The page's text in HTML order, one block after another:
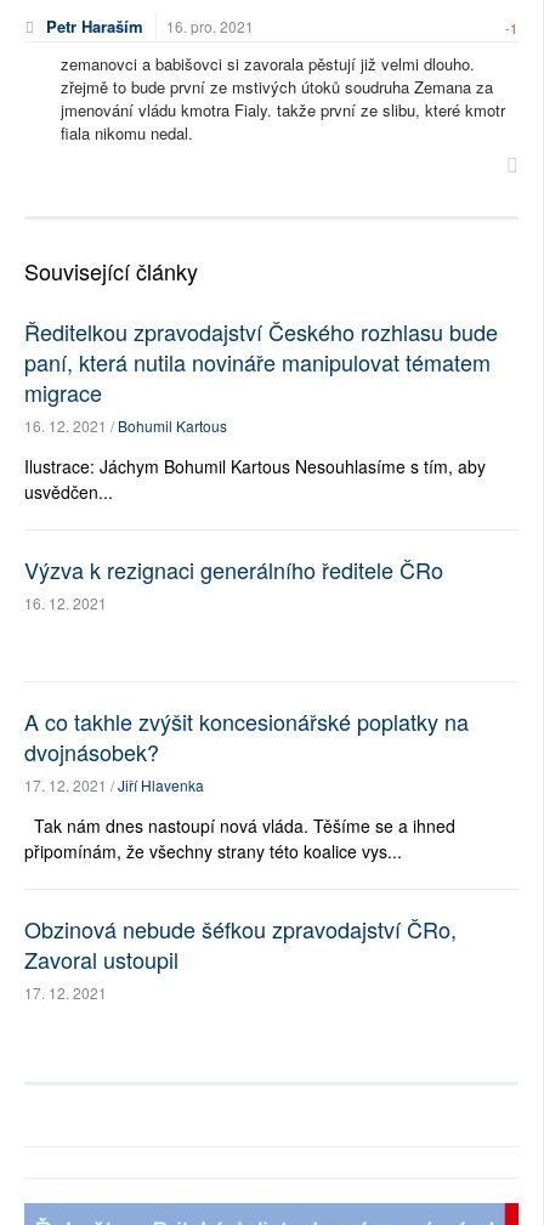
Petr Haraším 16. pro. 2021 -1
zemanovci a babišovci si zavorala pěstují již velmi dlouho.
zřejmě to bude první ze mstivých útoků soudruha Zemana za
jmenování vládu kmotra Fialy. takže první ze slibu, které kmotr
fiala nikomu nedal.
Související články
Ředitelkou zpravodajství Českého rozhlasu bude
paní, která nutila novináře manipulovat tématem
migrace
16. 12. 2021 /Bohumil Kartous
Ilustrace: Jáchym Bohumil Kartous Nesouhlasíme s tím, aby
usvědčen...
Výzva k rezignaci generálního ředitele ČRo
16. 12. 2021
A co takhle zvýšit koncesionářské poplatky na
dvojnásobek?
17. 12. 2021 /Jiří Hlavenka
Tak nám dnes nastoupí nová vláda. Těšíme se a ihned
připomínám, že všechny strany této koalice vys...
Obzinová nebude šéfkou zpravodajství ČRo,
Zavoral ustoupil
17. 12. 2021